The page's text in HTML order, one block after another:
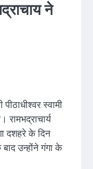
ने
स्वामी
रामभद्राचार्य
दशहरे के दिन
उन्होंने गंगा के